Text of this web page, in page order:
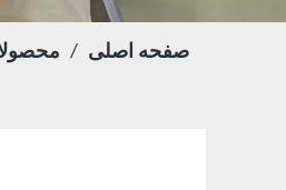
صفحه اصلی /